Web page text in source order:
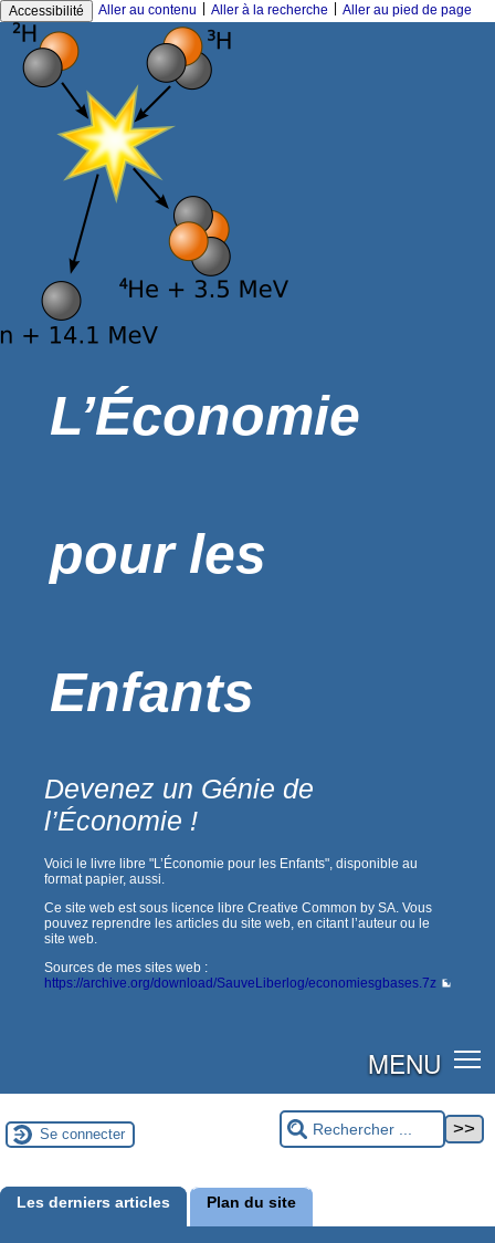
Accessibilité Aller au contenu Aller à la recherche Aller au pied de page
L’Économie
pour les
Enfants
Devenez un Génie de
l’Économie !
Voici le livre libre "L’Économie pour les Enfants", disponible au
format papier, aussi.
Ce site web est sous licence libre Creative Common by SA. Vous
pouvez reprendre les articles du site web, en citant l’auteur ou le
site web.
Sources de mes sites web :
https://archive.org/download/SauveLiberlog/economiesgbases.7z
MENU
Se connecter
Les derniers articles Plan du site